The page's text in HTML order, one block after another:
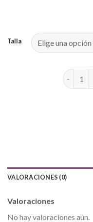
Talla
botas
VALORACIONES (0)
Valoraciones
No hay valoraciones aún.